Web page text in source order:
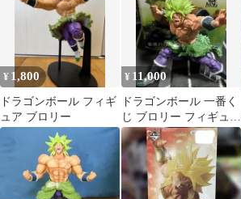
¥ 1,800
ドラゴンボール フィギ
ュア ブロリー
¥ 11,000
ドラゴンボール 一番く
じ ブロリー フィギュア
ラストワン